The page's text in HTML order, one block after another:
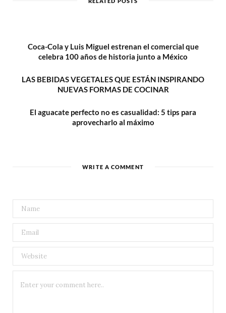
e
Coca-Cola y Luis Miguel estrenan el comercial que
celebra 100 años de historia junto a México
LAS BEBIDAS VEGETALES QUE ESTÁN INSPIRANDO
NUEVAS FORMAS DE COCINAR
El aguacate perfecto no es casualidad: 5 tips para
aprovecharlo al máximo
WRITE A COMMENT